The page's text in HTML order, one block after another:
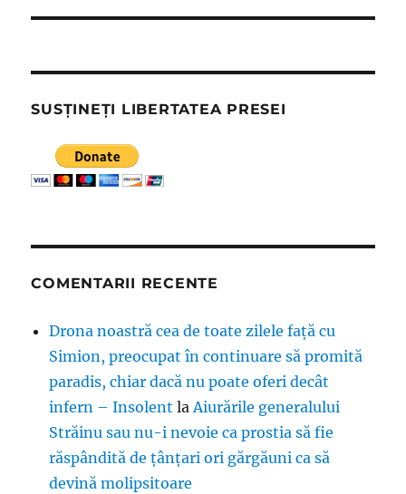
SUSȚINEȚI LIBERTATEA PRESEI
COMENTARII RECENTE
Drona noastră cea de toate zilele față cu
Simion, preocupat în continuare să promită
paradis, chiar dacă nu poate oferi decât
infern – Insolent laAiurările generalului
Străinu sau nu-i nevoie ca prostia să fie
răspândită de țânțari ori gărgăuni ca să
devină molipsitoare